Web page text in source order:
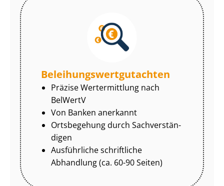
Be­lei­hungs­wert­gut­ach­ten
Präzise Wertermittlung nach
BelWertV
Von Banken anerkannt
Ortsbegehung durch Sach­ver­stän­
di­gen
Ausführliche schriftliche
Abhandlung (ca. 60-90 Seiten)